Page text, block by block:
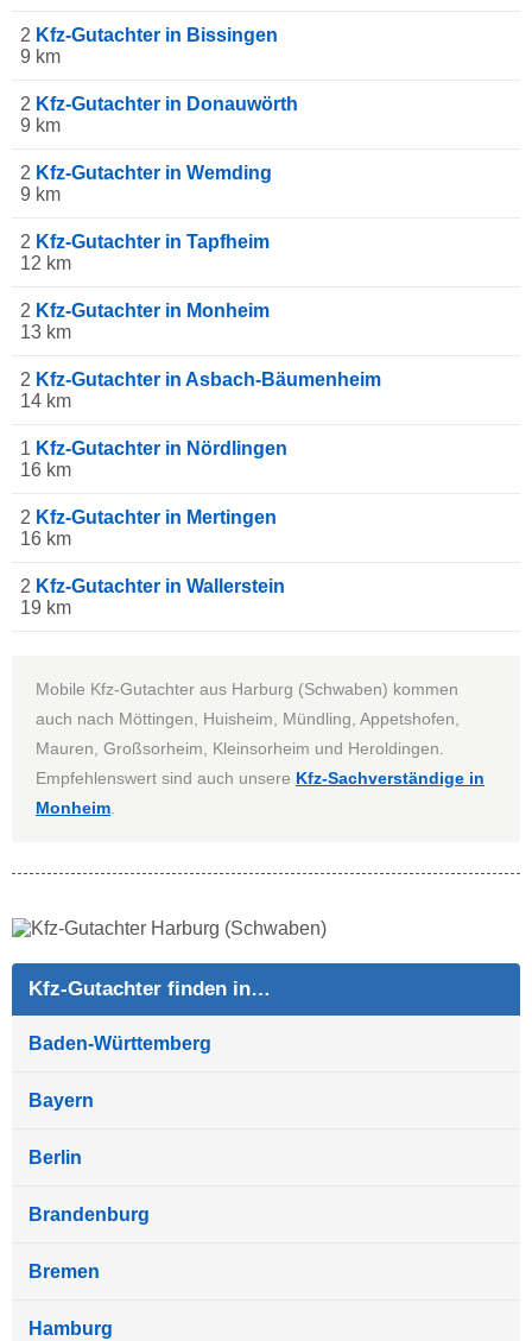
2 Kfz-Gutachter in Bissingen
9 km
2 Kfz-Gutachter in Donauwörth
9 km
2 Kfz-Gutachter in Wemding
9 km
2 Kfz-Gutachter in Tapfheim
12 km
2 Kfz-Gutachter in Monheim
13 km
2 Kfz-Gutachter in Asbach-Bäumenheim
14 km
1 Kfz-Gutachter in Nördlingen
16 km
2 Kfz-Gutachter in Mertingen
16 km
2 Kfz-Gutachter in Wallerstein
19 km
Mobile Kfz-Gutachter aus Harburg (Schwaben) kommen
auch nach Möttingen, Huisheim, Mündling, Appetshofen,
Mauren, Großsorheim, Kleinsorheim und Heroldingen.
Empfehlenswert sind auch unsere Kfz-Sachverständige in
Monheim.
Kfz-Gutachter finden in…
Baden-Württemberg
Bayern
Berlin
Brandenburg
Bremen
Hamburg